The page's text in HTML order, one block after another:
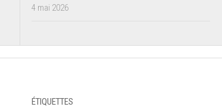
4 mai 2026
ÉTIQUETTES